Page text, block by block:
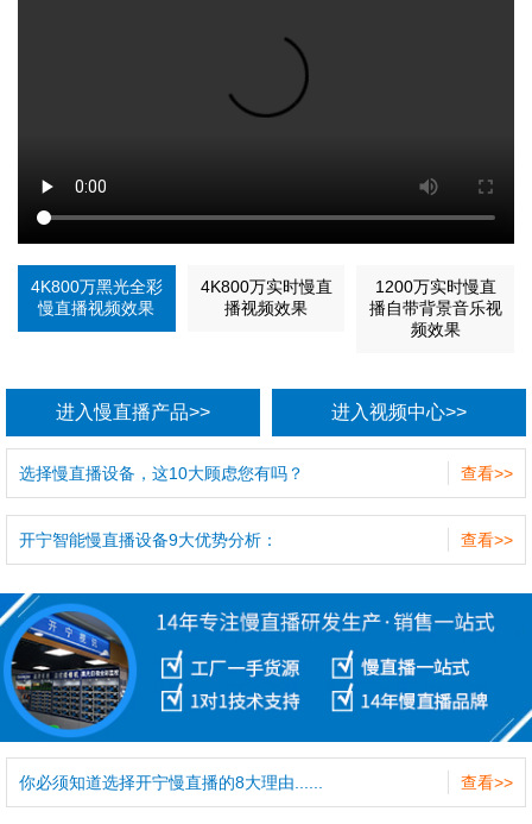
4K800万黑光全彩
慢直播视频效果
4K800万实时慢直
播视频效果
1200万实时慢直
播自带背景音乐视
频效果
进入慢直播产品>> 进入视频中心>>
查看>>
选择慢直播设备，这10大顾虑您有吗？
查看>>
开宁智能慢直播设备9大优势分析：
查看>>
你必须知道选择开宁慢直播的8大理由......